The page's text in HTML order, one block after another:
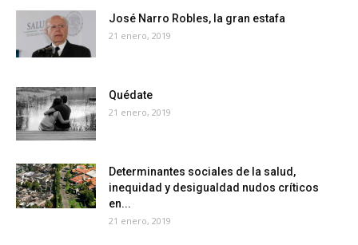
José Narro Robles, la gran estafa
21 enero, 2019
Quédate
21 enero, 2019
Determinantes sociales de la salud,
inequidad y desigualdad nudos críticos
en...
21 enero, 2019